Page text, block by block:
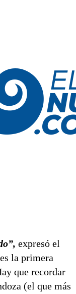
expresó el
la primera
que recordar
(el que más